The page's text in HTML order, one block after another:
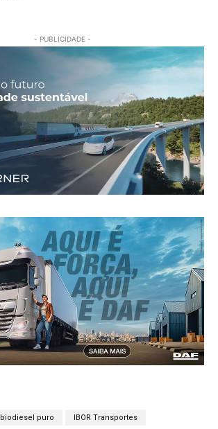
- PUBLICIDADE -
biodiesel puro IBOR Transportes